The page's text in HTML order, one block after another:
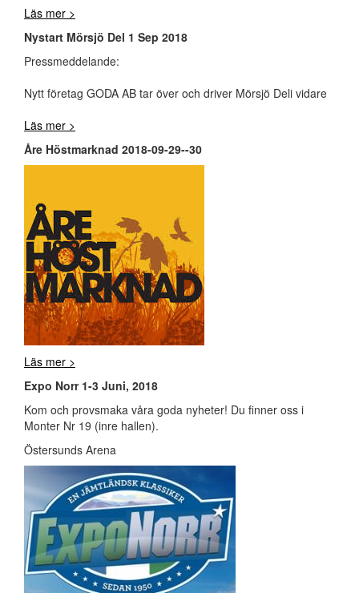
Läs mer >
Nystart Mörsjö Del 1 Sep 2018
Pressmeddelande:
Nytt företag GODA AB tar över och driver Mörsjö Deli vidare
Läs mer >
Åre Höstmarknad 2018-09-29--30
Läs mer >
Expo Norr 1-3 Juni, 2018
Kom och provsmaka våra goda nyheter! Du finner oss i
Monter Nr 19 (inre hallen).
Östersunds Arena